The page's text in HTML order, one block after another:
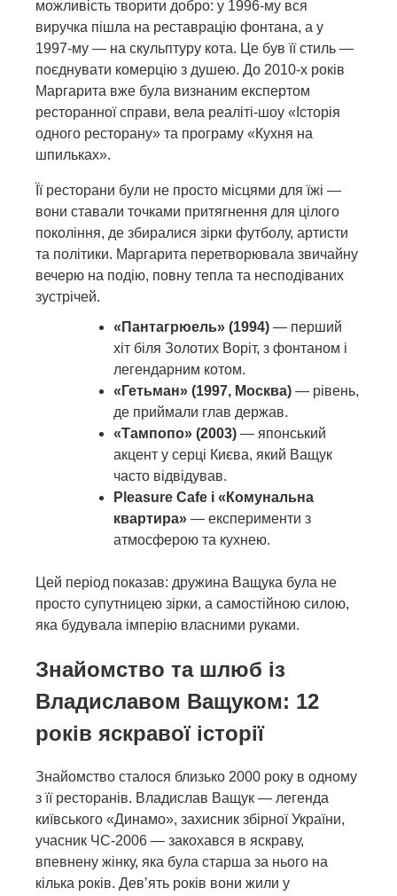
можливість творити добро: у 1996-му вся
виручка пішла на реставрацію фонтана, а у
1997-му — на скульптуру кота. Це був її стиль —
поєднувати комерцію з душею. До 2010-х років
Маргарита вже була визнаним експертом
ресторанної справи, вела реаліті-шоу «Історія
одного ресторану» та програму «Кухня на
шпильках».
Її ресторани були не просто місцями для їжі —
вони ставали точками притягнення для цілого
покоління, де збиралися зірки футболу, артисти
та політики. Маргарита перетворювала звичайну
вечерю на подію, повну тепла та несподіваних
зустрічей.
«Пантагрюель» (1994) — перший
хіт біля Золотих Воріт, з фонтаном і
легендарним котом.
«Гетьман» (1997, Москва) — рівень,
де приймали глав держав.
«Тампопо» (2003) — японський
акцент у серці Києва, який Ващук
часто відвідував.
Pleasure Cafe і «Комунальна
квартира» — експерименти з
атмосферою та кухнею.
Цей період показав: дружина Ващука була не
просто супутницею зірки, а самостійною силою,
яка будувала імперію власними руками.
Знайомство та шлюб із
Владиславом Ващуком: 12
років яскравої історії
Знайомство сталося близько 2000 року в одному
з її ресторанів. Владислав Ващук — легенда
київського «Динамо», захисник збірної України,
учасник ЧС-2006 — закохався в яскраву,
впевнену жінку, яка була старша за нього на
кілька років. Дев’ять років вони жили у